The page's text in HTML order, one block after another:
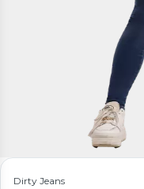
Dirty Jeans